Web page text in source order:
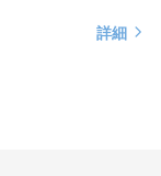
詳細